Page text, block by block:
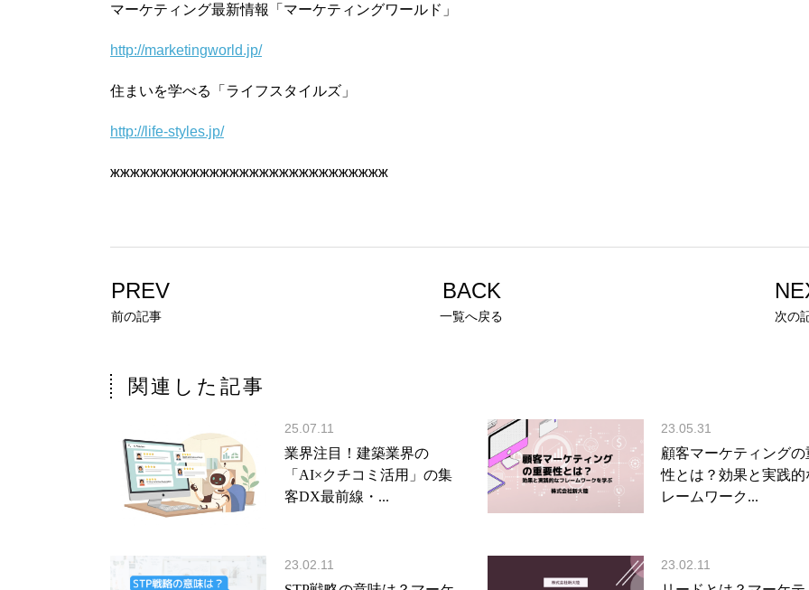
マーケティング最新情報「マーケティングワールド」
http://marketingworld.jp/
住まいを学べる「ライフスタイルズ」
http://life-styles.jp/
жжжжжжжжжжжжжжжжжжжжжжжжжжжж
PREV
前の記事
BACK
一覧へ戻る 次の
関連した記事
25.07.11
業界注目！建築業界の
「AI×クチコミ活用」の集
客DX最前線・...
23.05.31
顧客マーケティングの
性とは？効果と実践的
レームワーク...
23.02.11 23.02.11